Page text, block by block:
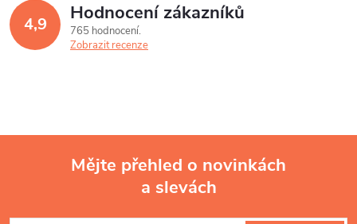
4,9 Hodnocení zákazníků
765 hodnocení
Zobrazit recenze
Mějte přehled o novinkách
a slevách